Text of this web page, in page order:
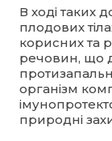
В ході таких
плодових
корисних та
речовин, що
організм
природні